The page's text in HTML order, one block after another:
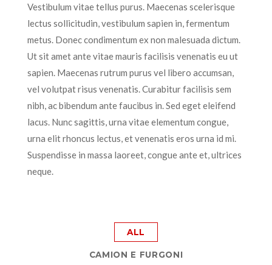
Vestibulum vitae tellus purus. Maecenas scelerisque
lectus sollicitudin, vestibulum sapien in, fermentum
metus. Donec condimentum ex non malesuada dictum.
Ut sit amet ante vitae mauris facilisis venenatis eu ut
sapien. Maecenas rutrum purus vel libero accumsan,
vel volutpat risus venenatis. Curabitur facilisis sem
nibh, ac bibendum ante faucibus in. Sed eget eleifend
lacus. Nunc sagittis, urna vitae elementum congue,
urna elit rhoncus lectus, et venenatis eros urna id mi.
Suspendisse in massa laoreet, congue ante et, ultrices
neque.
ALL
CAMION E FURGONI